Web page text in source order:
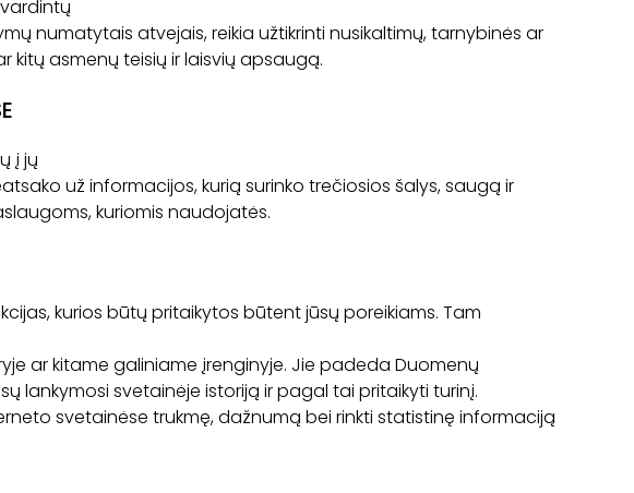
numatytais atvejais, reikia užtikrinti nusikaltimų, tarnybinės ar
asmenų teisių ir laisvių apsaugą.
į jų
už informacijos, kurią surinko trečiosios šalys, saugą ir
kuriomis naudojatės.
kurios būtų pritaikytos būtent jūsų poreikiams. Tam
ar kitame galiniame įrenginyje. Jie padeda Duomenų
lankymosi svetainėje istoriją ir pagal tai pritaikyti turinį.
svetainėse trukmę, dažnumą bei rinkti statistinę informaciją